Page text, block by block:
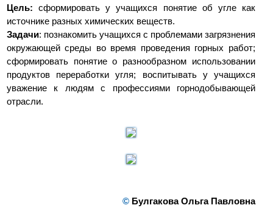
Цель: сформировать у учащихся понятие об угле как
источнике разных химических веществ.
Задачи: познакомить учащихся с проблемами загрязнения
окружающей среды во время проведения горных работ;
сформировать понятие о разнообразном использовании
продуктов переработки угля; воспитывать у учащихся
уважение к людям с профессиями горнодобывающей
отрасли.
© Булгакова Ольга Павловна